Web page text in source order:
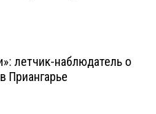
летчик-наблюдатель о
Приангарье